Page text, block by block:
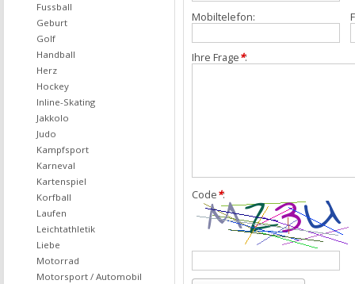
Mobiltelefon:
Ihre Frage*:
Code*:
Fussball
Geburt
Golf
Handball
Herz
Hockey
Inline-Skating
Jakkolo
Judo
Kampfsport
Karneval
Kartenspiel
Korfball
Laufen
Leichtathletik
Liebe
Motorrad
Motorsport / Automobil